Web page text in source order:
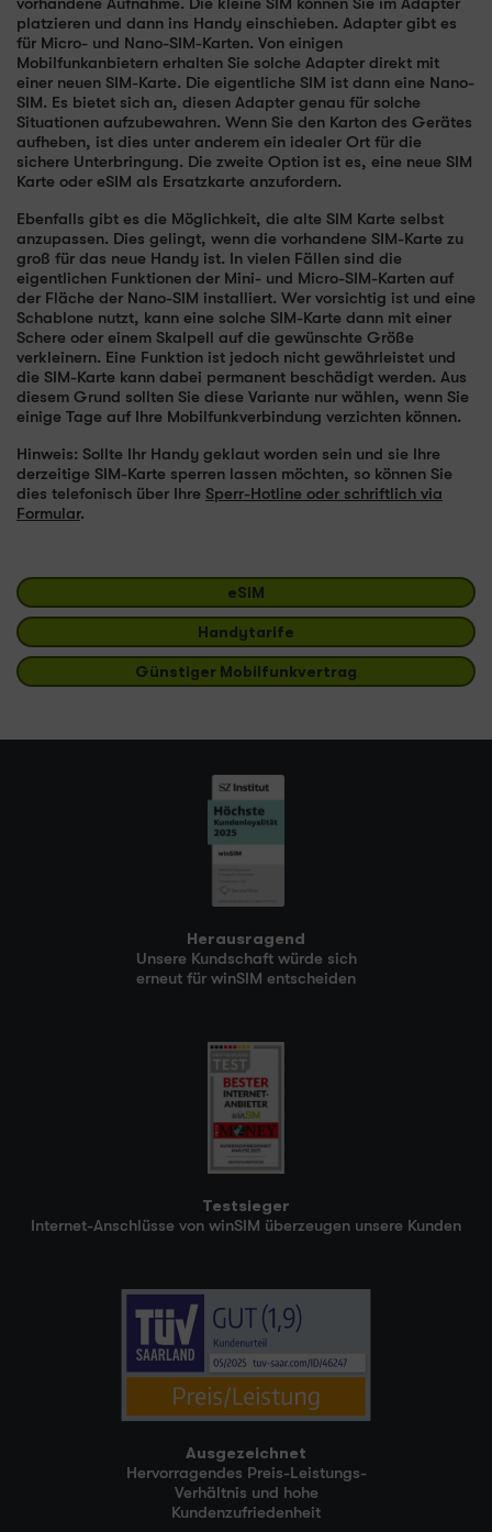
vorhandene Aufnahme. Die kleine SIM können Sie im Adapter
platzieren und dann ins Handy einschieben. Adapter gibt es
für Micro- und Nano-SIM-Karten. Von einigen
Mobilfunkanbietern erhalten Sie solche Adapter direkt mit
einer neuen SIM-Karte. Die eigentliche SIM ist dann eine Nano-
SIM. Es bietet sich an, diesen Adapter genau für solche
Situationen aufzubewahren. Wenn Sie den Karton des Gerätes
aufheben, ist dies unter anderem ein idealer Ort für die
sichere Unterbringung. Die zweite Option ist es, eine neue SIM
Karte oder eSIM als Ersatzkarte anzufordern.
Ebenfalls gibt es die Möglichkeit, die alte SIM Karte selbst
anzupassen. Dies gelingt, wenn die vorhandene SIM-Karte zu
groß für das neue Handy ist. In vielen Fällen sind die
eigentlichen Funktionen der Mini- und Micro-SIM-Karten auf
der Fläche der Nano-SIM installiert. Wer vorsichtig ist und eine
Schablone nutzt, kann eine solche SIM-Karte dann mit einer
Schere oder einem Skalpell auf die gewünschte Größe
verkleinern. Eine Funktion ist jedoch nicht gewährleistet und
die SIM-Karte kann dabei permanent beschädigt werden. Aus
diesem Grund sollten Sie diese Variante nur wählen, wenn Sie
einige Tage auf Ihre Mobilfunkverbindung verzichten können.
Hinweis: Sollte Ihr Handy geklaut worden sein und sie Ihre
derzeitige SIM-Karte sperren lassen möchten, so können Sie
dies telefonisch über Ihre Sperr-Hotline oder schriftlich via
Formular.
eSIM
Handytarife
Günstiger Mobilfunkvertrag
Herausragend
Unsere Kundschaft würde sich
erneut für winSIM entscheiden
Testsieger
Internet-Anschlüsse von winSIM überzeugen unsere Kunden
Ausgezeichnet
Hervorragendes Preis-Leistungs-
Verhältnis und hohe
Kundenzufriedenheit